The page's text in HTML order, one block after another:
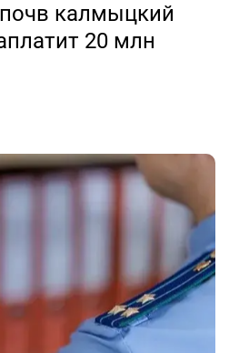
калмыцкий
20 млн